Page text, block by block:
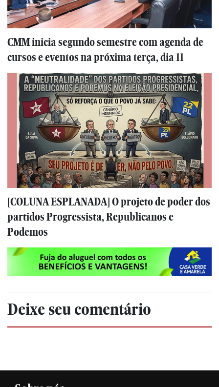
CMM inicia segundo semestre com agenda de
cursos e eventos na próxima terça, dia 11
[COLUNA ESPLANADA] O projeto de poder dos
partidos Progressista, Republicanos e
Podemos
Deixe seu comentário